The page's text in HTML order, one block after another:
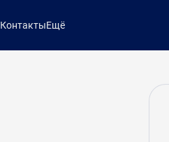
КонтактыЕщё